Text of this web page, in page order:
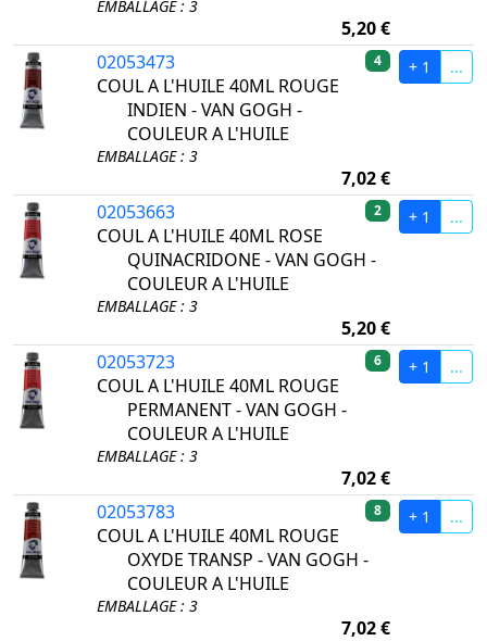
EMBALLAGE : 3
5,20 €
02053473
COUL A L'HUILE 40ML ROUGE
INDIEN - VAN GOGH -
COULEUR A L'HUILE
EMBALLAGE : 3
4
7,02 €
+ 1 ...
02053663
COUL A L'HUILE 40ML ROSE
QUINACRIDONE - VAN GOGH -
COULEUR A L'HUILE
EMBALLAGE : 3
2
5,20 €
+ 1 ...
02053723
COUL A L'HUILE 40ML ROUGE
PERMANENT - VAN GOGH -
COULEUR A L'HUILE
EMBALLAGE : 3
6
7,02 €
+ 1 ...
02053783
COUL A L'HUILE 40ML ROUGE
OXYDE TRANSP - VAN GOGH -
COULEUR A L'HUILE
EMBALLAGE : 3
8
7,02 €
+ 1 ...